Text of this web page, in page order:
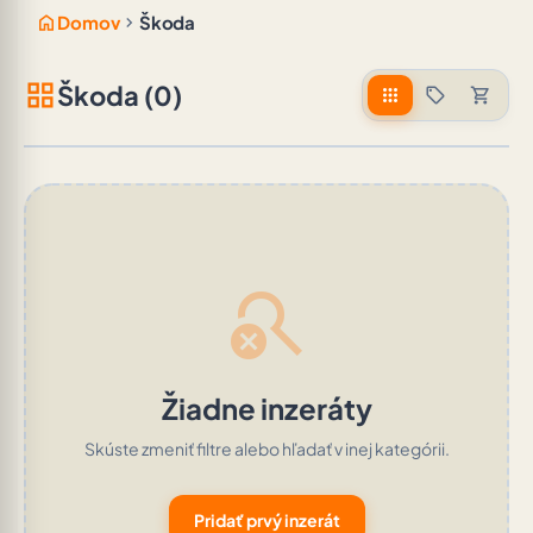
home Domov chevron_right Škoda
grid_viewŠkoda (0) apps sell shopping_cart
search_off
Žiadne inzeráty
Skúste zmeniť filtre alebo hľadať v inej kategórii.
Pridať prvý inzerát